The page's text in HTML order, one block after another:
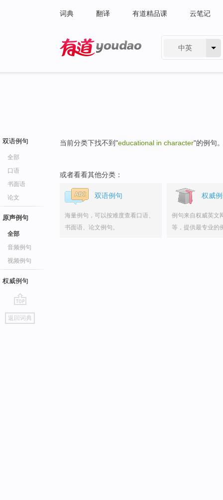
词典 翻译 有道精品课 云笔记
中英
双语例句
全部
口语
书面语
论文
原声例句
全部
音频例句
视频例句
权威例句
go
top
返回词典
当前分类下找不到"educational in character"的例句
或者看看其他分类：
双语例句
海量例句，可以按难度查看口语、
书面语、论文例句。
权威
例句来自权威英文
等，提供最专业的